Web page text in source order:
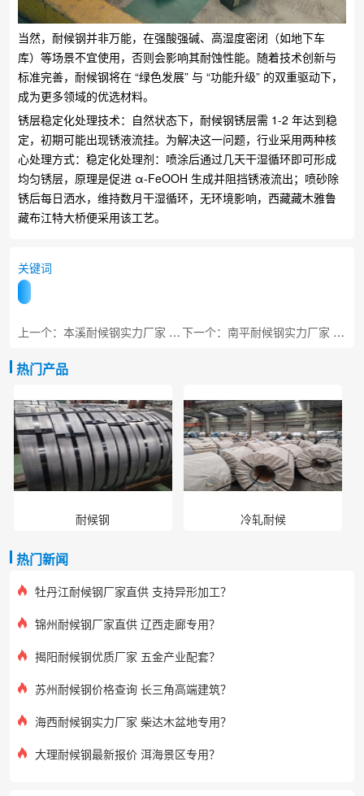
当然，耐候钢并非万能，在强酸强碱、高湿度密闭（如地下车
库）等场景不宜使用，否则会影响其耐蚀性能。随着技术创新与
标准完善，耐候钢将在 “绿色发展” 与 “功能升级” 的双重驱动下，
成为更多领域的优选材料。
锈层稳定化处理技术：自然状态下，耐候钢锈层需 1-2 年达到稳
定，初期可能出现锈液流挂。为解决这一问题，行业采用两种核
心处理方式：​稳定化处理剂：喷涂后通过几天干湿循环即可形成
均匀锈层，原理是促进 α-FeOOH 生成并阻挡锈液流出；​喷砂除
锈后每日洒水，维持数月干湿循环，无环境影响，西藏藏木雅鲁
藏布江特大桥便采用该工艺。
关键词
上一个：本溪耐候钢实力厂家 工程专用板材 下一个：南平耐候钢实力厂家 工程定制加工
热门产品
耐候钢 冷轧耐候
热门新闻
牡丹江耐候钢厂家直供 支持异形加工？
锦州耐候钢厂家直供 辽西走廊专用？
揭阳耐候钢优质厂家 五金产业配套？
苏州耐候钢价格查询 长三角高端建筑？
海西耐候钢实力厂家 柴达木盆地专用？
大理耐候钢最新报价 洱海景区专用？